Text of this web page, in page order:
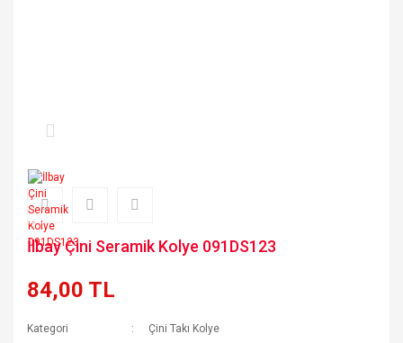
İlbay Çini Seramik Kolye 091DS123
84,00 TL
Kategori
Çini Takı Kolye